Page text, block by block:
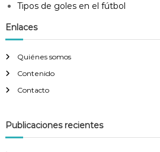
Tipos de goles en el fútbol
Enlaces
Quiénes somos
Contenido
Contacto
Publicaciones recientes